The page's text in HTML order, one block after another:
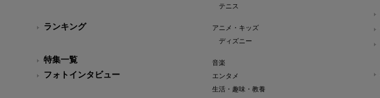
ランキング
特集一覧
フォトインタビュー
テニス
アニメ・キッズ
ディズニー
音楽
エンタメ
生活・趣味・教養